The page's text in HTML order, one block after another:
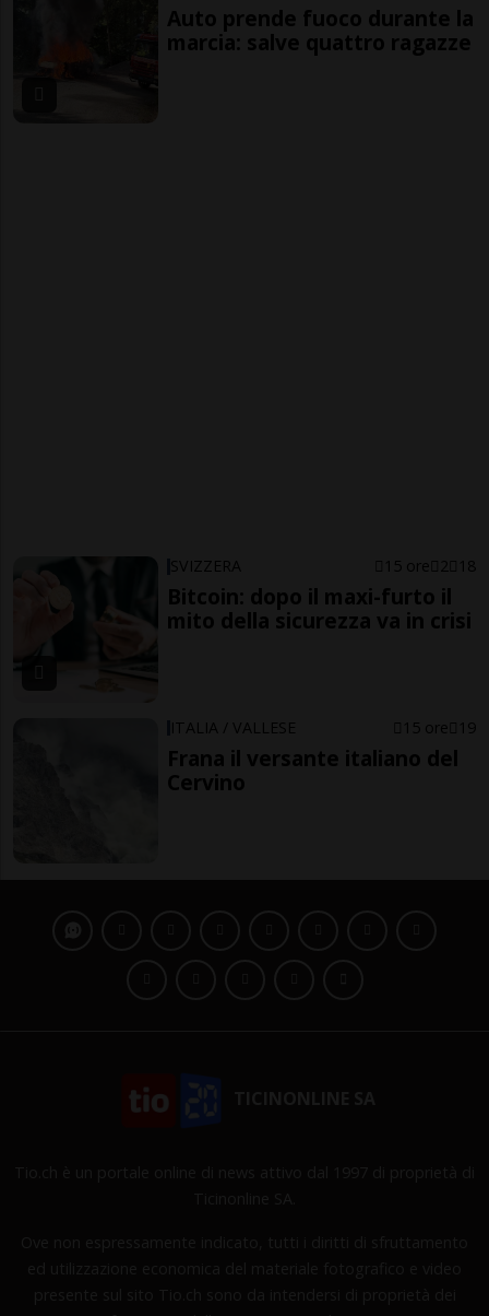
Auto prende fuoco durante la
marcia: salve quattro ragazze
SVIZZERA 15 ore 2 18
Bitcoin: dopo il maxi-furto il
mito della sicurezza va in crisi
ITALIA / VALLESE 15 ore 19
Frana il versante italiano del
Cervino